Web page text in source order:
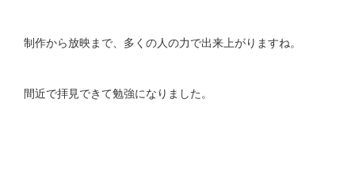
制作から放映まで、多くの人の力で出来上がりますね。
間近で拝見できて勉強になりました。